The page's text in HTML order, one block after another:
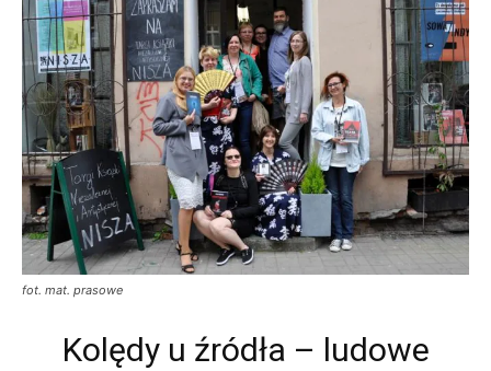
fot. mat. prasowe
Kolędy u źródła – ludowe